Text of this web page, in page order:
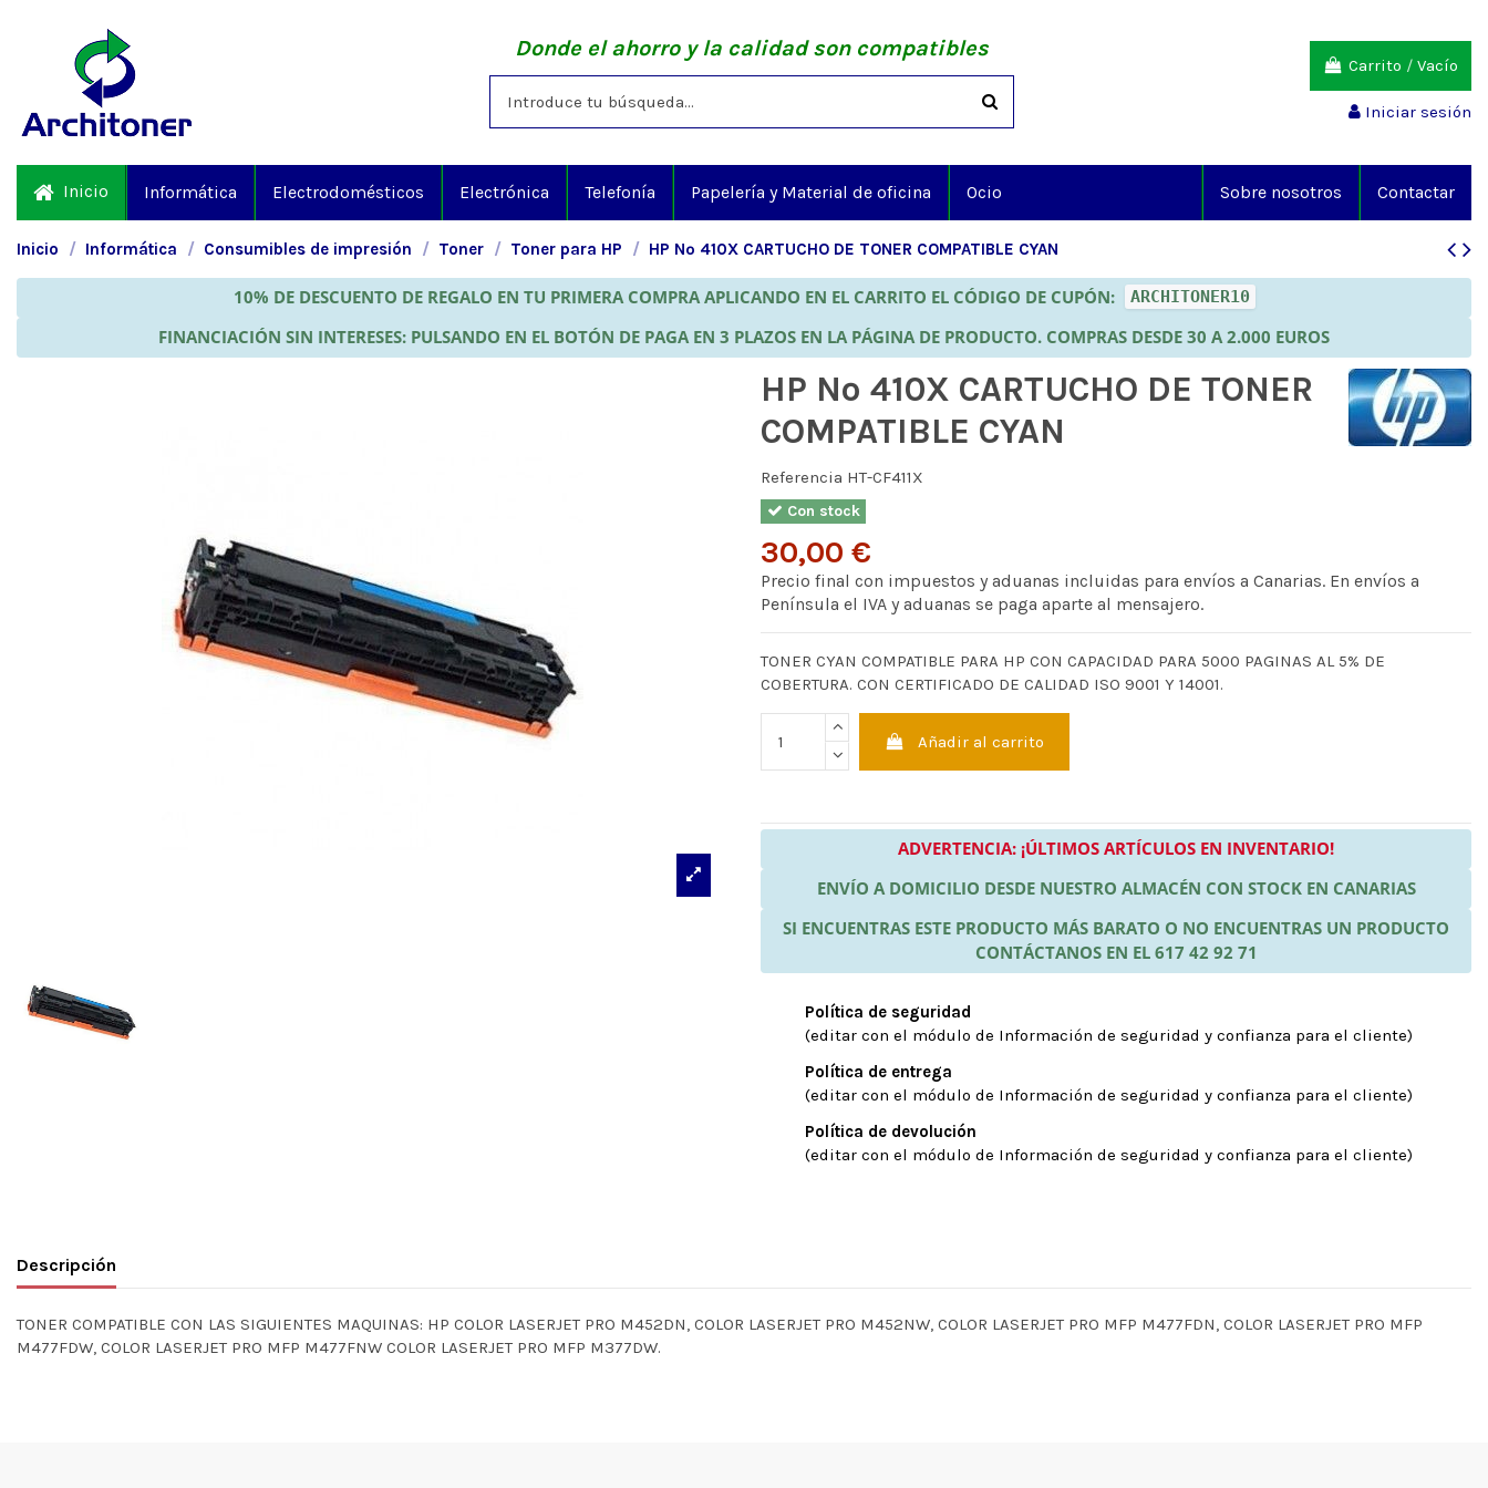
Donde el ahorro y la calidad son compatibles
Carrito / Vacío
Iniciar sesión
Inicio Informática Electrodomésticos Electrónica Telefonía Papelería y Material de oficina Ocio Contactar
Sobre nosotros
Inicio Informática Consumibles de impresión Toner Toner para HP HP Nº 410X CARTUCHO DE TONER COMPATIBLE CYAN
10% DE DESCUENTO DE REGALO EN TU PRIMERA COMPRA APLICANDO EN EL CARRITO EL CÓDIGO DE CUPÓN: ARCHITONER10
FINANCIACIÓN SIN INTERESES: PULSANDO EN EL BOTÓN DE PAGA EN 3 PLAZOS EN LA PÁGINA DE PRODUCTO. COMPRAS DESDE 30 A 2.000 EUROS
HP Nº 410X CARTUCHO DE TONER
COMPATIBLE CYAN
Referencia HT-CF411X
Con stock
30,00 €
Precio final con impuestos y aduanas incluidas para envíos a Canarias. En envíos a
Península el IVA y aduanas se paga aparte al mensajero.
TONER CYAN COMPATIBLE PARA HP CON CAPACIDAD PARA 5000 PAGINAS AL 5% DE
COBERTURA. CON CERTIFICADO DE CALIDAD ISO 9001 Y 14001.
Añadir al carrito
ADVERTENCIA: ¡ÚLTIMOS ARTÍCULOS EN INVENTARIO!
ENVÍO A DOMICILIO DESDE NUESTRO ALMACÉN CON STOCK EN CANARIAS
SI ENCUENTRAS ESTE PRODUCTO MÁS BARATO O NO ENCUENTRAS UN PRODUCTO
CONTÁCTANOS EN EL 617 42 92 71
Política de seguridad
(editar con el módulo de Información de seguridad y confianza para el cliente)
Política de entrega
(editar con el módulo de Información de seguridad y confianza para el cliente)
Política de devolución
(editar con el módulo de Información de seguridad y confianza para el cliente)
Descripción
TONER COMPATIBLE CON LAS SIGUIENTES MAQUINAS: HP COLOR LASERJET PRO M452DN, COLOR LASERJET PRO M452NW, COLOR LASERJET PRO MFP M477FDN, COLOR LASERJET PRO MFP
M477FDW, COLOR LASERJET PRO MFP M477FNW COLOR LASERJET PRO MFP M377DW.